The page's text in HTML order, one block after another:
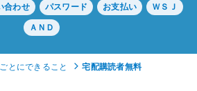
合わせ パスワード お支払い
ＷＳＪ
ＡＮＤ
とにできること 宅配購読者無料